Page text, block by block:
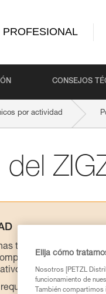
PROFESIONAL
CONSEJOS
por actividad
técnicas de los
la
una formación
Elija cómo
Nosotros [PETZL
funcionamiento de
También